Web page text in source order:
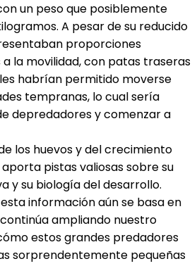
un peso que posiblemente
A pesar de su reducido
proporciones
la movilidad, con patas traseras
habrían permitido moverse
tempranas, lo cual sería
depredadores y comenzar a
los huevos y del crecimiento
aporta pistas valiosas sobre su
y su biología del desarrollo.
información aún se basa en
ampliando nuestro
estos grandes predadores
sorprendentemente pequeñas